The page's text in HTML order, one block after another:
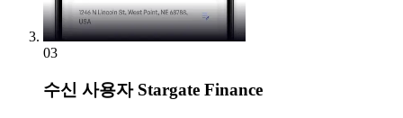
03
수신 사용자 Stargate Finance